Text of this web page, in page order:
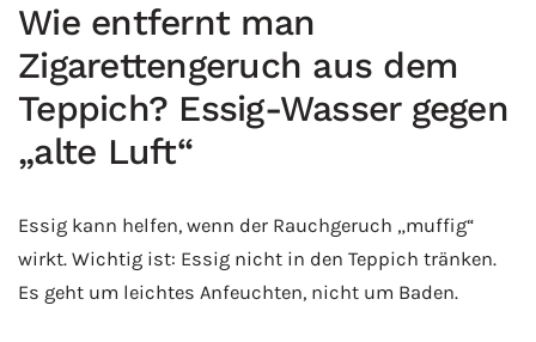
Wie entfernt man
Zigarettengeruch aus dem
Teppich? Essig-Wasser gegen
„alte Luft“
Essig kann helfen, wenn der Rauchgeruch „muffig“
wirkt. Wichtig ist: Essig nicht in den Teppich tränken.
Es geht um leichtes Anfeuchten, nicht um Baden.